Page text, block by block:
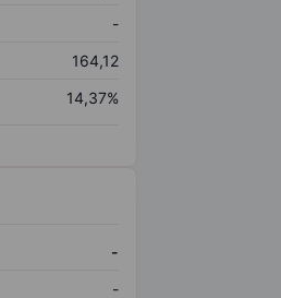
-
164,12
14,37%
-
-